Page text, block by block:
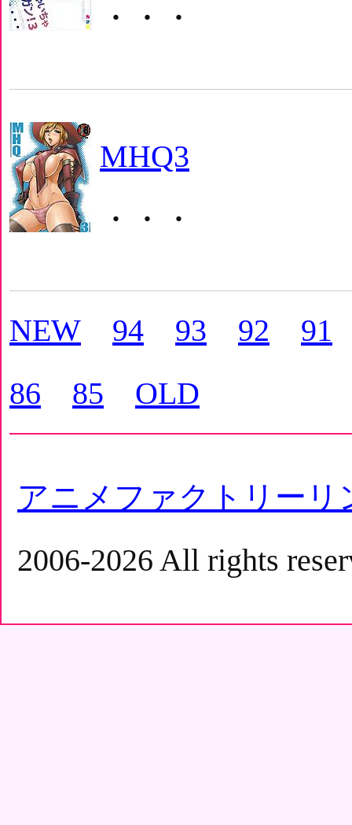
・・・
MHQ3
・・・
NEW 94 93 92
91
86
85 OLD
アニメファクトリーリ
2006-2026 All rights